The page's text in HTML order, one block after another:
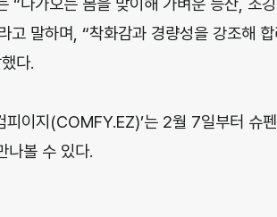
고 말하며, “착화감과 경량성을 강조해
다.
피이지(COMFY.EZ)’는 2월 7일부터 슈
나볼 수 있다.